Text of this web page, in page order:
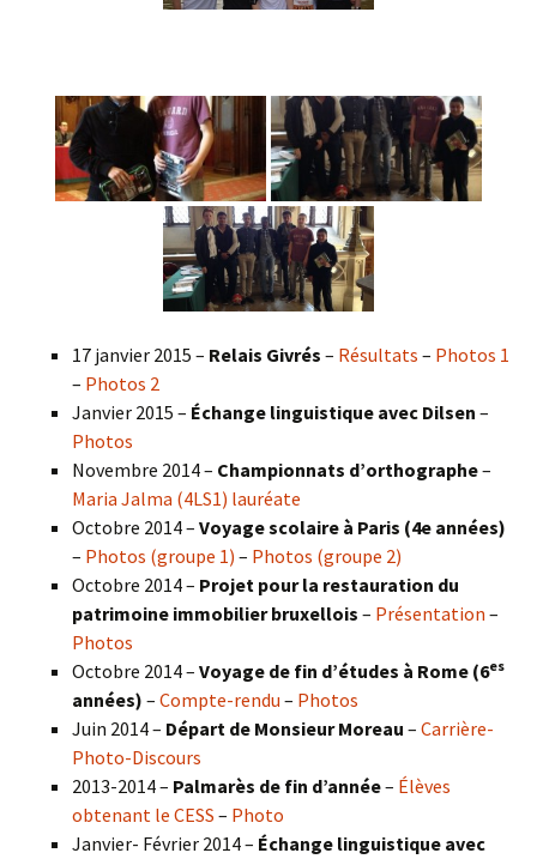
17 janvier 2015 – Relais Givrés – Résultats – Photos 1
– Photos 2
Janvier 2015 – Échange linguistique avec Dilsen –
Photos
Novembre 2014 – Championnats d’orthographe–
Maria Jalma (4LS1) lauréate
Octobre 2014 – Voyage scolaire à Paris (4e années)
– Photos (groupe 1) – Photos (groupe 2)
Octobre 2014 – Projet pour la restauration du
patrimoine immobilier bruxellois – Présentation –
Photos
Octobre 2014 – Voyage de fin d’études à Rome (6es
années) – Compte-rendu – Photos
Juin 2014 – Départ de Monsieur Moreau – Carrière-
Photo-Discours
2013-2014 – Palmarès de fin d’année– Élèves
obtenant le CESS – Photo
Janvier- Février 2014 – Échange linguistique avec